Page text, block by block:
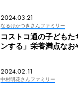
2024.03.21
なるけかつきさんファミリー
コストコ通の子ども
ンする」栄養満点な
2024.02.11
中村明花さんファミリー